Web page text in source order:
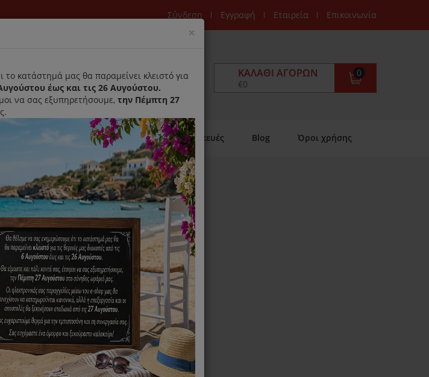
Σύνδεση Εγγραφή Εταιρεία Επικοινωνία
ΚΑΛΆΘΙ ΑΓΟΡΏΝ
0
€0
Παραλαβή- Παράδοση Κατ'οικον Επισκευές Blog Όροι χρήσης
× Close
κατάστημά μας θα παραμείνει κλειστό για
έως και τις 26 Αυγούστου.
να σας εξυπηρετήσουμε, την Πέμπτη 27